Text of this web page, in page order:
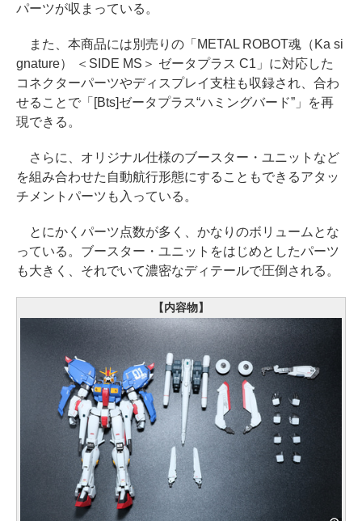
パーツが収まっている。
また、本商品には別売りの「METAL ROBOT魂（Ka si
gnature） ＜SIDE MS＞ ゼータプラス C1」に対応した
コネクターパーツやディスプレイ支柱も収録され、合わ
せることで「[Bts]ゼータプラス“ハミングバード”」を再
現できる。
さらに、オリジナル仕様のブースター・ユニットなど
を組み合わせた自動航行形態にすることもできるアタッ
チメントパーツも入っている。
とにかくパーツ点数が多く、かなりのボリュームとな
っている。ブースター・ユニットをはじめとしたパーツ
も大きく、それでいて濃密なディテールで圧倒される。
【内容物】